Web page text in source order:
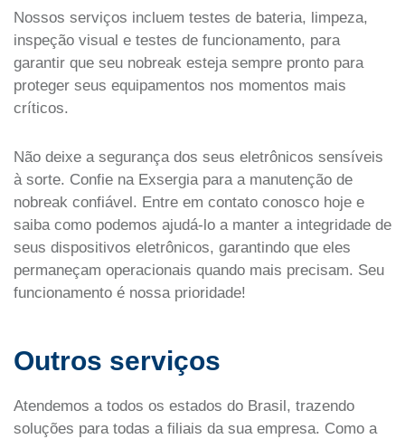
Nossos serviços incluem testes de bateria, limpeza,
inspeção visual e testes de funcionamento, para
garantir que seu nobreak esteja sempre pronto para
proteger seus equipamentos nos momentos mais
críticos.
Não deixe a segurança dos seus eletrônicos sensíveis
à sorte. Confie na Exsergia para a manutenção de
nobreak confiável. Entre em contato conosco hoje e
saiba como podemos ajudá-lo a manter a integridade de
seus dispositivos eletrônicos, garantindo que eles
permaneçam operacionais quando mais precisam. Seu
funcionamento é nossa prioridade!
Outros serviços
Atendemos a todos os estados do Brasil, trazendo
soluções para todas a filiais da sua empresa. Como a